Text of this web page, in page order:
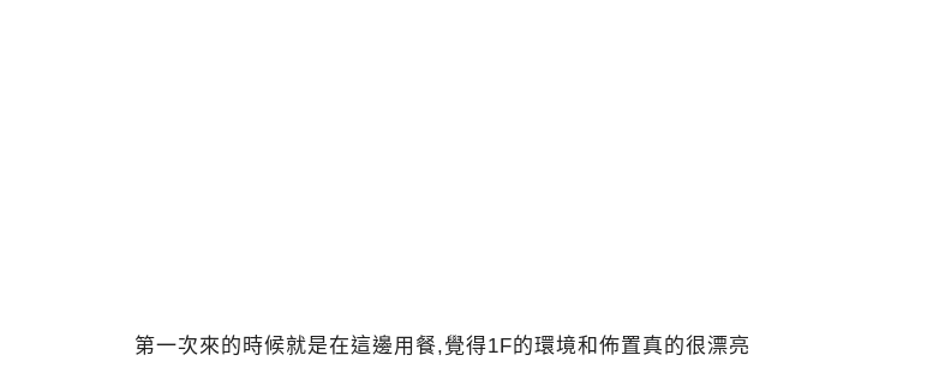
第一次來的時候就是在這邊用餐,覺得1F的環境和佈置真的很漂亮